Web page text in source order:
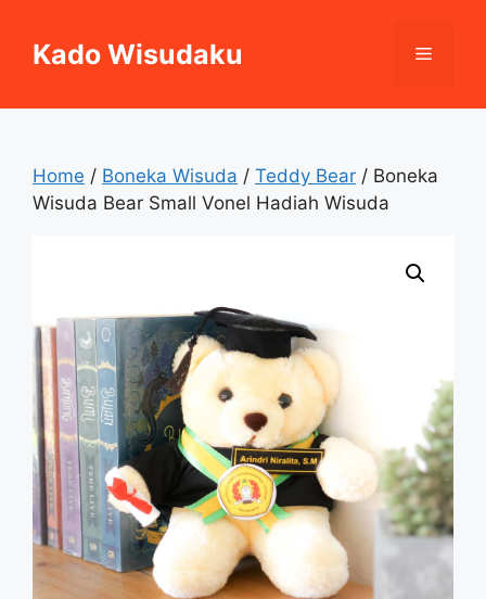
contentKado Wisudaku Menu
Home / Boneka Wisuda / Teddy Bear / Boneka
Wisuda Bear Small Vonel Hadiah Wisuda